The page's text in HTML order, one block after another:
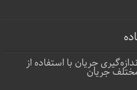
جریان با استفاده از
جریان